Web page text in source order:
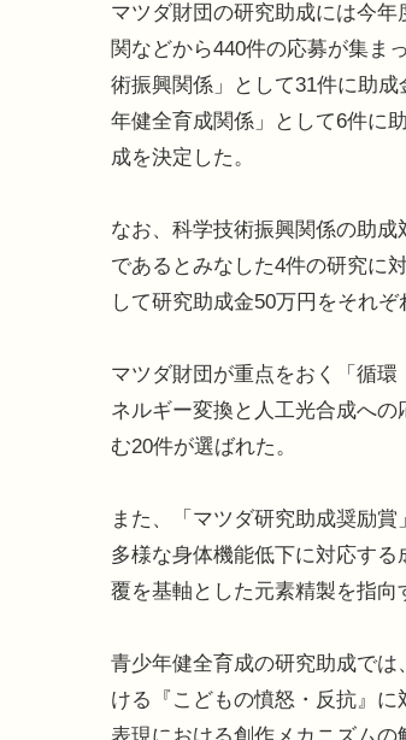
マツダ財団の研究助成には今
関などから440件の応募が集ま
術振興関係」として31件に助
年健全育成関係」として6件に
成を決定した。
なお、科学技術振興関係の助
であるとみなした4件の研究に
して研究助成金50万円をそれぞ
マツダ財団が重点をおく「循
ネルギー変換と人工光合成へ
む20件が選ばれた。
また、「マツダ研究助成奨励
多様な身体機能低下に対応す
覆を基軸とした元素精製を指向
青少年健全育成の研究助成で
ける『こどもの憤怒・反抗』